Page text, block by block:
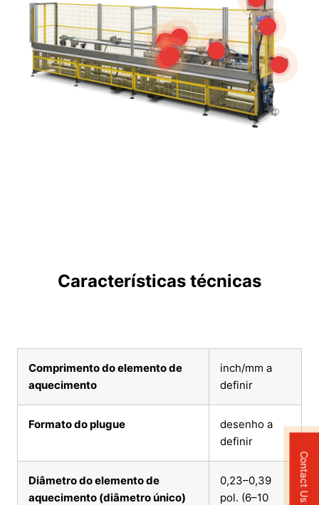
Características técnicas
Comprimento do elemento de
aquecimento
inch/mm a
definir
Formato do plugue
desenho a
definir
Diâmetro do elemento de
aquecimento (diâmetro único)
0,23–0,39
pol. (6–10
Contact Us